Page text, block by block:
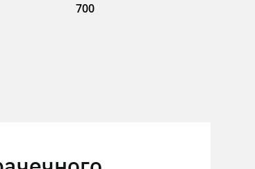
700